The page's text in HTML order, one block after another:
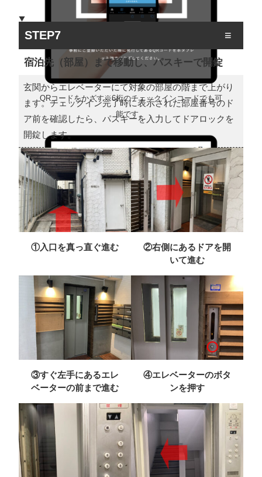
QRコードをかざす※6桁のチェックインコードでも可
能です。
予約内容の確認
STEP7
宿泊先（部屋）まで移動し、パスキーで開錠
玄関からエレベーターにて対象の部屋の階まで上がり
ます。チェックイン完了時に表示された部屋番号のド
ア前を確認したら、パスキーを入力してドアロックを
開錠します。
①入口を真っ直ぐ進む
②右側にあるドアを開
いて進む
③すぐ左手にあるエレ
ベーターの前まで進む
④エレベーターのボタ
ンを押す